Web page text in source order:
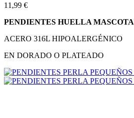
11,99 €
PENDIENTES HUELLA MASCOTA
ACERO 316L HIPOALERGÉNICO
EN DORADO O PLATEADO